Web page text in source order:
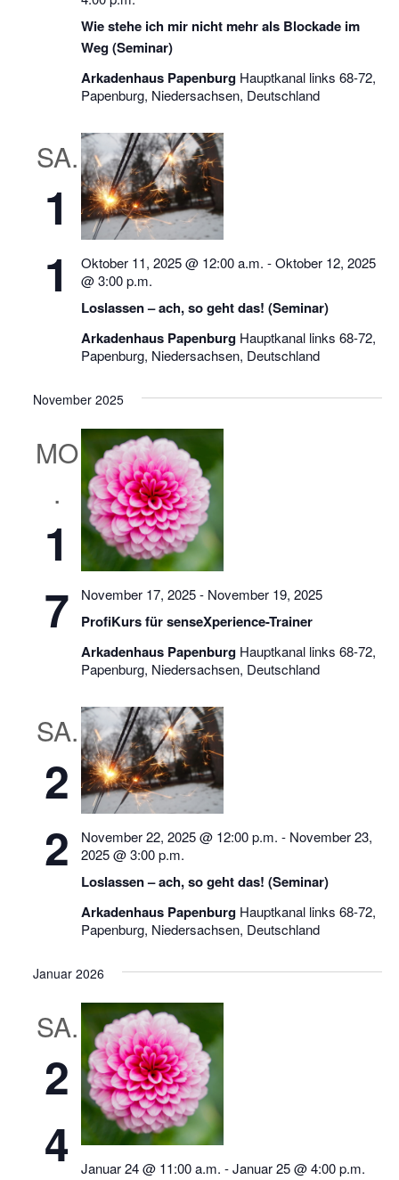
Wie stehe ich mir nicht mehr als Blockade im
Weg (Seminar)
Arkadenhaus Papenburg Hauptkanal links 68-72,
Papenburg, Niedersachsen, Deutschland
SA.
1
1
Loslassen – ach, so geht das! (Seminar)
Oktober 11, 2025 @ 12:00 a.m. -Oktober 12, 2025
@ 3:00 p.m.
Arkadenhaus Papenburg Hauptkanal links 68-72,
Papenburg, Niedersachsen, Deutschland
November 2025
MO
.
1
7
ProfiKurs für senseXperience-Trainer
November 17, 2025- November 19, 2025
Arkadenhaus Papenburg Hauptkanal links 68-72,
Papenburg, Niedersachsen, Deutschland
SA.
2
2
Loslassen – ach, so geht das! (Seminar)
November 22, 2025 @ 12:00 p.m. - November 23,
2025 @ 3:00 p.m.
Arkadenhaus Papenburg Hauptkanal links 68-72,
Papenburg, Niedersachsen, Deutschland
Januar 2026
SA.
2
4
Januar 24 @ 11:00 a.m. -Januar 25 @ 4:00 p.m.